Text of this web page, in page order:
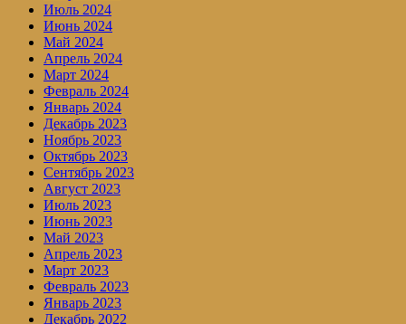
Июль 2024
Июнь 2024
Май 2024
Апрель 2024
Март 2024
Февраль 2024
Январь 2024
Декабрь 2023
Ноябрь 2023
Октябрь 2023
Сентябрь 2023
Август 2023
Июль 2023
Июнь 2023
Май 2023
Апрель 2023
Март 2023
Февраль 2023
Январь 2023
Декабрь 2022